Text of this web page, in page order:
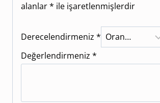
alanlar* ile işaretlenmişlerdir
Derecelendirmeniz *
Değerlendirmeniz *